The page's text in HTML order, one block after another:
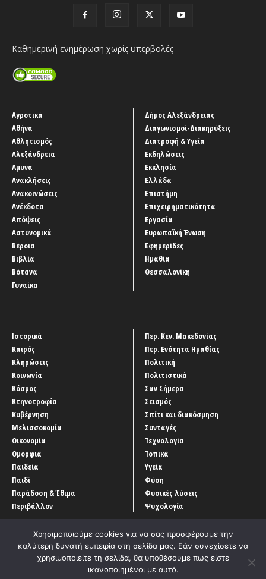
Καθημερινή ενημέρωση χωρίς υπερβολές
Αγροτικά
Αθήνα
Αθλητισμός
Αλεξάνδρεια
Άμυνα
Ανακλήσεις
Ανακοινώσεις
Ανέκδοτα
Απόψεις
Αστυνομικά
Βέροια
Βιβλία
Βότανα
Γυναίκα
Δήμος Αλεξάνδρειας
Διαγωνισμοί-Διακηρύξεις
Διατροφή & Υγεία
Εκδηλώσεις
Εκκλησία
Ελλάδα
Επιστήμη
Επιχειρηματικότητα
Εργασία
Ευρωπαϊκή Ένωση
Εφημερίδες
Ημαθία
Θεσσαλονίκη
Ιστορικά
Καιρός
Κληρώσεις
Κοινωνία
Κόσμος
Κτηνοτροφία
Κυβέρνηση
Μελισσοκομία
Οικονομία
Ομορφιά
Παιδεία
Παιδί
Παράδοση & Έθιμα
Περιβάλλον
Περ. Κεν. Μακεδονίας
Περ. Ενότητα Ημαθίας
Πολιτική
Πολιτιστικά
Σαν Σήμερα
Σεισμός
Σπίτι και διακόσμηση
Συνταγές
Τεχνολογία
Τοπικά
Υγεία
Φύση
Φυσικές λύσεις
Ψυχολογία
‘Οροι χρήσης Αρχείο Άρθρων
Χρησιμοποιούμε cookies για να σας προσφέρουμε την
καλύτερη δυνατή εμπειρία στη σελίδα μας. Εάν συνεχίσετε να
χρησιμοποιείτε τη σελίδα, θα υποθέσουμε πως είστε
ικανοποιημένοι με αυτό.